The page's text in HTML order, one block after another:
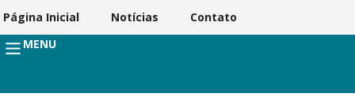
Página Inicial Notícias Contato
MENU